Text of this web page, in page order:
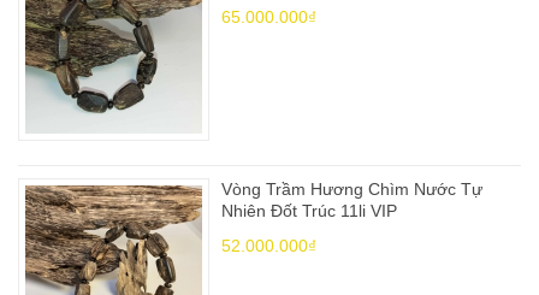
65.000.000₫
Vòng Trầm Hương Chìm Nước Tự
Nhiên Đốt Trúc 11li VIP
52.000.000₫